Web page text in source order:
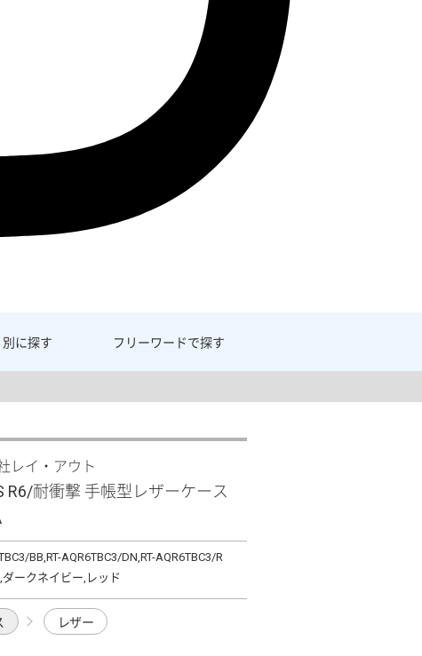
に探す フリーワードで探す
レイ・アウト
R6/耐衝撃 手帳型レザーケース
BB,RT-AQR6TBC3/DN,RT-AQR6TBC3/R
ダークネイビー,レッド
レザー